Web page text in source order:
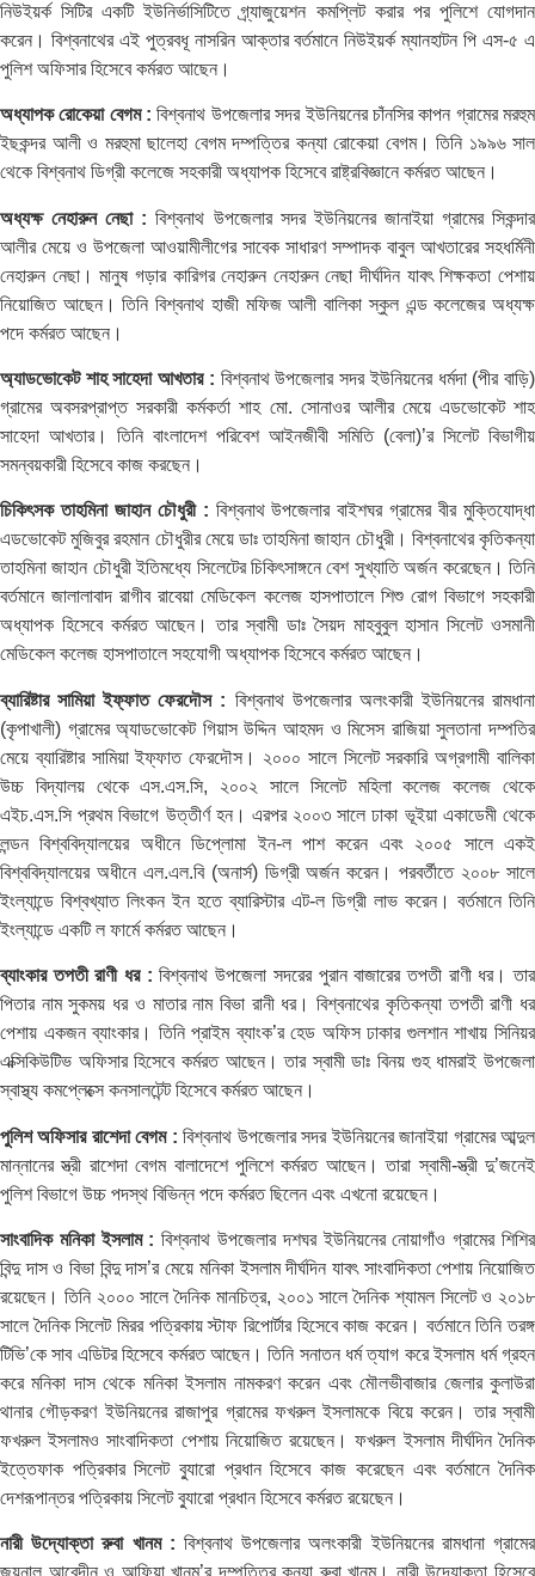
নিউইয়র্ক সিটির একটি ইউনির্ভাসিটিতে গ্র্যাজুয়েশন কমপ্লিট করার পর পুলিশে যোগদান
করেন। বিশ্বনাথের এই পুত্রবধূ নাসরিন আক্তার বর্তমানে নিউইয়র্ক ম্যানহাটন পি এস-৫ এ
পুলিশ অফিসার হিসেবে কর্মরত আছেন।
অধ্যাপক রোকেয়া বেগম :বিশ্বনাথ উপজেলার সদর ইউনিয়নের চাঁনসির কাপন গ্রামের মরহুম
ইছকন্দর আলী ও মরহুমা ছালেহা বেগম দম্পত্তির কন্যা রোকেয়া বেগম। তিনি ১৯৯৬ সাল
থেকে বিশ্বনাথ ডিগ্রী কলেজে সহকারী অধ্যাপক হিসেবে রাষ্ট্রবিজ্ঞানে কর্মরত আছেন।
অধ্যক্ষ নেহারুন নেছা :বিশ্বনাথ উপজেলার সদর ইউনিয়নের জানাইয়া গ্রামের সিকন্দার
আলীর মেয়ে ও উপজেলা আওয়ামীলীগের সাবেক সাধারণ সম্পাদক বাবুল আখতারের সহধর্মিনী
নেহারুন নেছা। মানুষ গড়ার কারিগর নেহারুন নেহারুন নেছা দীর্ঘদিন যাবৎ শিক্ষকতা পেশায়
নিয়োজিত আছেন। তিনি বিশ্বনাথ হাজী মফিজ আলী বালিকা স্কুল এন্ড কলেজের অধ্যক্ষ
পদে কর্মরত আছেন।
অ্যাডভোকেট শাহ সাহেদা আখতার : বিশ্বনাথ উপজেলার সদর ইউনিয়নের ধর্মদা (পীর বাড়ি)
গ্রামের অবসরপ্রাপ্ত সরকারী কর্মকর্তা শাহ মো. সোনাওর আলীর মেয়ে এডভোকেট শাহ
সাহেদা আখতার। তিনি বাংলাদেশ পরিবেশ আইনজীবী সমিতি (বেলা)’র সিলেট বিভাগীয়
সমন্বয়কারী হিসেবে কাজ করছেন।
চিকিৎসক তাহমিনা জাহান চৌধুরী : বিশ্বনাথ উপজেলার বাইশঘর গ্রামের বীর মুক্তিযোদ্ধা
এডভোকেট মুজিবুর রহমান চৌধুরীর মেয়ে ডাঃ তাহমিনা জাহান চৌধুরী। বিশ্বনাথের কৃতিকন্যা
তাহমিনা জাহান চৌধুরী ইতিমধ্যে সিলেটের চিকিৎসাঙ্গনে বেশ সুখ্যাতি অর্জন করেছেন। তিনি
বর্তমানে জালালাবাদ রাগীব রাবেয়া মেডিকেল কলেজ হাসপাতালে শিশু রোগ বিভাগে সহকারী
অধ্যাপক হিসেবে কর্মরত আছেন। তার স্বামী ডাঃ সৈয়দ মাহবুবুল হাসান সিলেট ওসমানী
মেডিকেল কলেজ হাসপাতালে সহযোগী অধ্যাপক হিসেবে কর্মরত আছেন।
ব্যারিষ্টার সামিয়া ইফ্ফাত ফেরদৌস : বিশ্বনাথ উপজেলার অলংকারী ইউনিয়নের রামধানা
(কৃপাখালী) গ্রামের অ্যাডভোকেট গিয়াস উদ্দিন আহমদ ও মিসেস রাজিয়া সুলতানা দম্পতির
মেয়ে ব্যারিষ্টার সামিয়া ইফ্ফাত ফেরদৌস। ২০০০ সালে সিলেট সরকারি অগ্রগামী বালিকা
উচ্চ বিদ্যালয় থেকে এস.এস.সি, ২০০২ সালে সিলেট মহিলা কলেজ কলেজ থেকে
এইচ.এস.সি প্রথম বিভাগে উত্তীর্ণ হন। এরপর ২০০৩ সালে ঢাকা ভূইয়া একাডেমী থেকে
লন্ডন বিশ্ববিদ্যালয়ের অধীনে ডিপ্লোমা ইন-ল পাশ করেন এবং ২০০৫ সালে একই
বিশ্ববিদ্যালয়ের অধীনে এল.এল.বি (অনার্স) ডিগ্রী অর্জন করেন। পরবর্তীতে ২০০৮ সালে
ইংল্যান্ডে বিশ্বখ্যাত লিংকন ইন হতে ব্যারিস্টার এট-ল ডিগ্রী লাভ করেন। বর্তমানে তিনি
ইংল্যান্ডে একটি ল ফার্মে কর্মরত আছেন।
ব্যাংকার তপতী রাণী ধর :বিশ্বনাথ উপজেলা সদরের পুরান বাজারের তপতী রাণী ধর। তার
পিতার নাম সুকময় ধর ও মাতার নাম বিভা রানী ধর। বিশ্বনাথের কৃতিকন্যা তপতী রাণী ধর
পেশায় একজন ব্যাংকার। তিনি প্রাইম ব্যাংক’র হেড অফিস ঢাকার গুলশান শাখায় সিনিয়র
এক্সিকিউটিভ অফিসার হিসেবে কর্মরত আছেন। তার স্বামী ডাঃ বিনয় গুহ ধামরাই উপজেলা
স্বাস্থ্য কমপ্লেক্সে কনসালটেন্ট হিসেবে কর্মরত আছেন।
পুলিশ অফিসার রাশেদা বেগম :বিশ্বনাথ উপজেলার সদর ইউনিয়নের জানাইয়া গ্রামের আব্দুল
মান্নানের স্ত্রী রাশেদা বেগম বালাদেশে পুলিশে কর্মরত আছেন। তারা স্বামী-স্ত্রী দু’জনেই
পুলিশ বিভাগে উচ্চ পদস্থ বিভিন্ন পদে কর্মরত ছিলেন এবং এখনো রয়েছেন।
সাংবাদিক মনিকা ইসলাম :বিশ্বনাথ উপজেলার দশঘর ইউনিয়নের নোয়াগাঁও গ্রামের শিশির
বিন্দু দাস ও বিভা বিন্দু দাস’র মেয়ে মনিকা ইসলাম দীর্ঘদিন যাবৎ সাংবাদিকতা পেশায় নিয়োজিত
রয়েছেন। তিনি ২০০০ সালে দৈনিক মানচিত্র, ২০০১ সালে দৈনিক শ্যামল সিলেট ও ২০১৮
সালে দৈনিক সিলেট মিরর পত্রিকায় স্টাফ রিপোর্টার হিসেবে কাজ করেন। বর্তমানে তিনি তরঙ্গ
টিভি’কে সাব এডিটর হিসেবে কর্মরত আছেন। তিনি সনাতন ধর্ম ত্যাগ করে ইসলাম ধর্ম গ্রহন
করে মনিকা দাস থেকে মনিকা ইসলাম নামকরণ করেন এবং মৌলভীবাজার জেলার কুলাউরা
থানার গৌড়করণ ইউনিয়নের রাজাপুর গ্রামের ফখরুল ইসলামকে বিয়ে করেন। তার স্বামী
ফখরুল ইসলামও সাংবাদিকতা পেশায় নিয়োজিত রয়েছেন। ফখরুল ইসলাম দীর্ঘদিন দৈনিক
ইত্তেফাক পত্রিকার সিলেট ব্যুারো প্রধান হিসেবে কাজ করেছেন এবং বর্তমানে দৈনিক
দেশরূপান্তর পত্রিকায় সিলেট ব্যুারো প্রধান হিসেবে কর্মরত রয়েছেন।
নারী উদ্যোক্তা রুবা খানম : বিশ্বনাথ উপজেলার অলংকারী ইউনিয়নের রামধানা গ্রামের